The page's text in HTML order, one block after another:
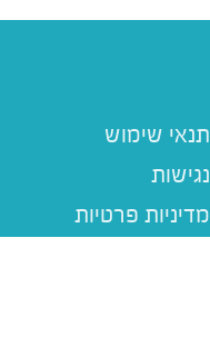
תנאי שימוש
נגישות
מדיניות פרטיות